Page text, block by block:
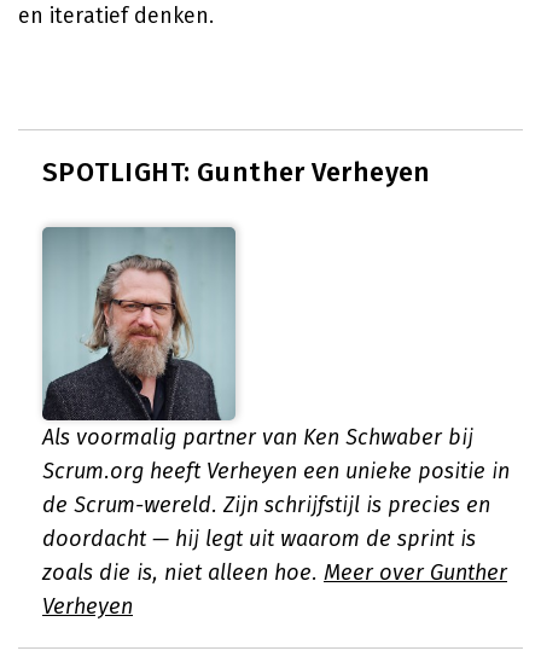
en iteratief denken.
SPOTLIGHT: Gunther Verheyen
Als voormalig partner van Ken Schwaber bij
Scrum.org heeft Verheyen een unieke positie in
de Scrum-wereld. Zijn schrijfstijl is precies en
doordacht — hij legt uit waarom de sprint is
zoals die is, niet alleen hoe. Meer over Gunther
Verheyen